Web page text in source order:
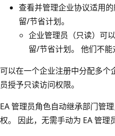
查看并管理企业协议适用
留/节省计划。
企业管理员（只读）可
留/节省计划。 他们不能
可以在一个企业注册中分配多个
员授予只读访问权限。
EA 管理员角色自动继承部门管
权。 因此，无需手动为 EA 管理